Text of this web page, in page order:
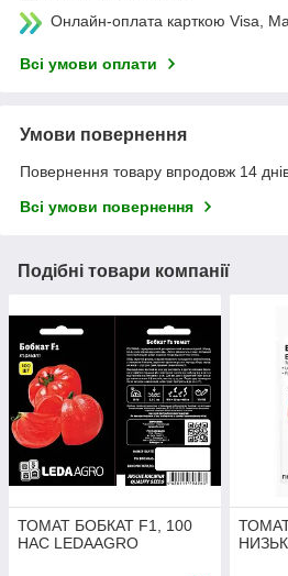
Онлайн-оплата карткою Visa,
Всі умови оплати
Умови повернення
Повернення товару впродовж 14
Всі умови повернення
Подібні товари компанії
ТОМАТ БОБКАТ F1, 100
НАС LEDAAGRO